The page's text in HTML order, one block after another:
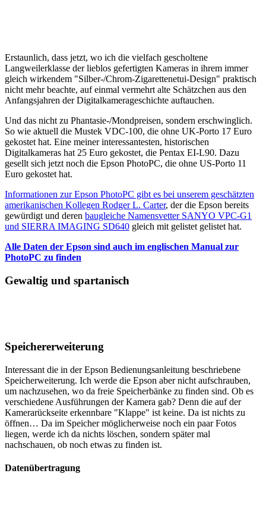
Erstaunlich, dass jetzt, wo ich die vielfach gescholtene
Langweilerklasse der lieblos gefertigten Kameras in ihrem immer
gleich wirkendem "Silber-/Chrom-Zigarettenetui-Design" praktisch
nicht mehr beachte, auf einmal vermehrt alte Schätzchen aus den
Anfangsjahren der Digitalkamerageschichte auftauchen.
Und das nicht zu Phantasie-/Mondpreisen, sondern erschwinglich.
So wie aktuell die Mustek VDC-100, die ohne UK-Porto 17 Euro
gekostet hat. Eine meiner interessantesten, historischen
Digitalkameras hat 25 Euro gekostet, die Pentax EI-L90. Dazu
gesellt sich jetzt noch die Epson PhotoPC, die ohne US-Porto 11
Euro gekostet hat.
Informationen zur Epson PhotoPC gibt es bei unserem geschätzten
amerikanischen Kollegen Rodger L. Carter, der die Epson bereits
gewürdigt und deren baugleiche Namensvetter SANYO VPC-G1
und SIERRA IMAGING SD640 gleich mit gelistet gelistet hat.
Alle Daten der Epson sind auch im englischen Manual zur
PhotoPC zu finden
Gewaltig und spartanisch
Speichererweiterung
Interessant die in der Epson Bedienungsanleitung beschriebene
Speicherweiterung. Ich werde die Epson aber nicht aufschrauben,
um nachzusehen, wo da freie Speicherbänke zu finden sind. Ob es
verschiedene Ausführungen der Kamera gab? Denn die auf der
Kamerarückseite erkennbare "Klappe" ist keine. Da ist nichts zu
öffnen… Da im Speicher möglicherweise noch ein paar Fotos
liegen, werde ich da nichts löschen, sondern später mal
nachschauen, ob noch etwas zu finden ist.
Datenübertragung